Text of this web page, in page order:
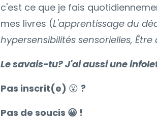
c'est ce que je fais
mes livres (L'apprentissage du
hypersensibilités sensorielles,
Le savais-tu? J'ai aussi une
Pas inscrit(e) 😮 ?
Pas de soucis 😀 !